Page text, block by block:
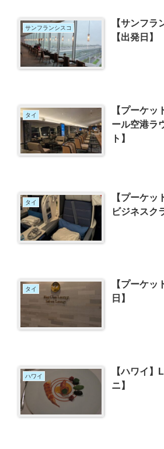
サンフランシスコ
【サンフラ
【出発日】
タイ
【プーケ
ール空港ラ
ト】
タイ
【プーケッ
ビジネスク
タイ
【プーケッ
日】
ハワイ
【ハワイ】
ニ】